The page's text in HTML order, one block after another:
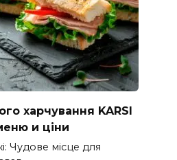
харчування KARSI
и ціни
Чудове місце для